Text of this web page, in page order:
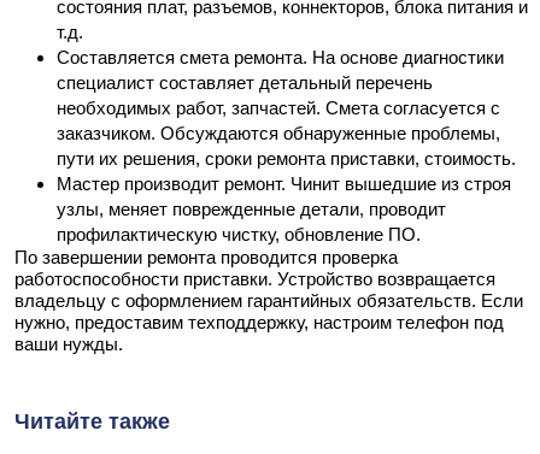
состояния плат, разъемов, коннекторов, блока питания и
т.д.
Составляется смета ремонта. На основе диагностики
специалист составляет детальный перечень
необходимых работ, запчастей. Смета согласуется с
заказчиком. Обсуждаются обнаруженные проблемы,
пути их решения, сроки ремонта приставки, стоимость.
Мастер производит ремонт. Чинит вышедшие из строя
узлы, меняет поврежденные детали, проводит
профилактическую чистку, обновление ПО.
По завершении ремонта проводится проверка
работоспособности приставки. Устройство возвращается
владельцу с оформлением гарантийных обязательств. Если
нужно, предоставим техподдержку, настроим телефон под
ваши нужды.
Читайте также